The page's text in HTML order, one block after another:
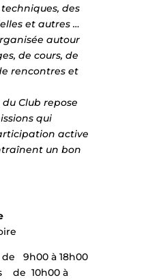
des
et autres …
autour
de cours, de
rencontres et
Club repose
qui
active
un bon
9h00 à 18h00
de 10h00 à